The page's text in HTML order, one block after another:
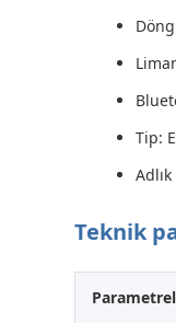
Tip:
Teknik